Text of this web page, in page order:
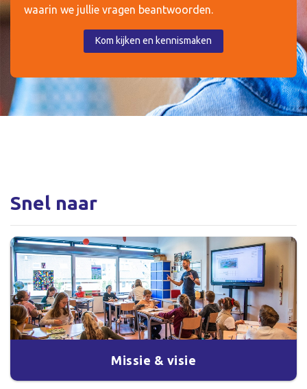
waarin we jullie vragen beantwoorden.
Kom kijken en kennismaken
Snel naar
Missie & visie